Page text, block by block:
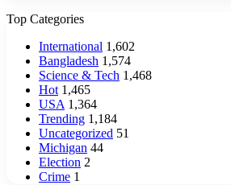
Top Categories
International 1,602
Bangladesh 1,574
Science & Tech 1,468
Hot 1,465
USA 1,364
Trending 1,184
Uncategorized 51
Michigan 44
Election 2
Crime 1